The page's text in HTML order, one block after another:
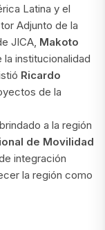
Latina y el
Adjunto de la
JICA, Makoto
institucionalidad
Ricardo
de la
a la región
de Movilidad
integración
la región como